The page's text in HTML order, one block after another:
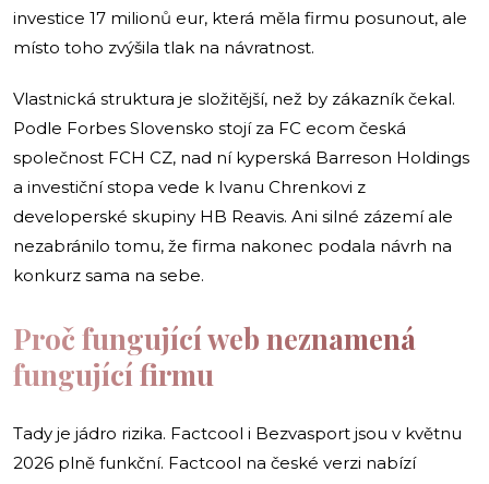
investice 17 milionů eur, která měla firmu posunout, ale
místo toho zvýšila tlak na návratnost.
Vlastnická struktura je složitější, než by zákazník čekal.
Podle Forbes Slovensko stojí za FC ecom česká
společnost FCH CZ, nad ní kyperská Barreson Holdings
a investiční stopa vede k Ivanu Chrenkovi z
developerské skupiny HB Reavis. Ani silné zázemí ale
nezabránilo tomu, že firma nakonec podala návrh na
konkurz sama na sebe.
Proč fungující web neznamená
fungující firmu
Tady je jádro rizika. Factcool i Bezvasport jsou v květnu
2026 plně funkční. Factcool na české verzi nabízí